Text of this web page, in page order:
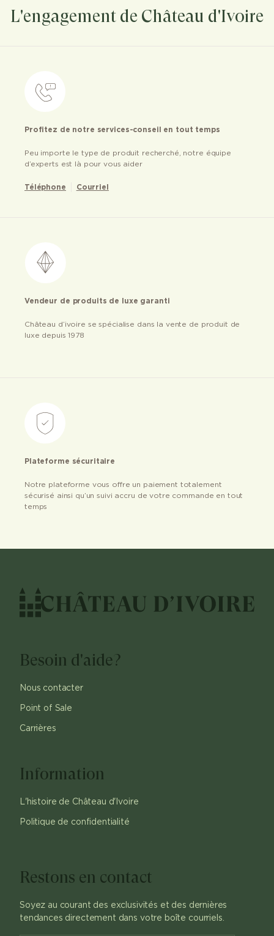
L'engagement de Château d'Ivoire
Profitez de notre services-conseil en tout temps
Peu importe le type de produit recherché, notre équipe
d’experts est là pour vous aider
Téléphone Courriel
Vendeur de produits de luxe garanti
Château d’ivoire se spécialise dans la vente de produit de
luxe depuis 1978
Plateforme sécuritaire
Notre plateforme vous offre un paiement totalement
sécurisé ainsi qu’un suivi accru de votre commande en tout
temps
Besoin d'aide?
Nous contacter
Point of Sale
Carrières
Information
L'histoire de Château d'Ivoire
Politique de confidentialité
Restons en contact
Soyez au courant des exclusivités et des dernières
tendances directement dans votre boîte courriels.